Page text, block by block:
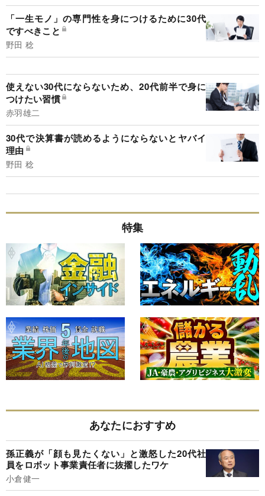
「一生モノ」の専門性を身につけるために30代
ですべきこと
野田 稔
使えない30代にならないため、20代前半で身に
つけたい習慣
赤羽雄二
30代で決算書が読めるようにならないとヤバイ
理由
野田 稔
特集
あなたにおすすめ
孫正義が「顔も見たくない」と激怒した20代社
員をロボット事業責任者に抜擢したワケ
小倉健一